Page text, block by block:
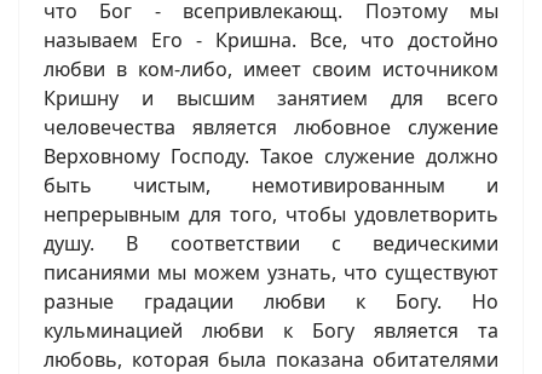
что Бог - всепривлекающ. Поэтому мы
называем Его - Кришна. Все, что достойно
любви в ком-либо, имеет своим источником
Кришну и высшим занятием для всего
человечества является любовное служение
Верховному Господу. Такое служение должно
быть чистым, немотивированным и
непрерывным для того, чтобы удовлетворить
душу. В соответствии с ведическими
писаниями мы можем узнать, что существуют
разные градации любви к Богу. Но
кульминацией любви к Богу является та
любовь, которая была показана обитателями